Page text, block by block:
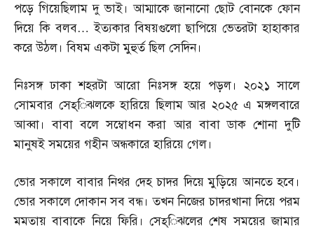
পড়ে গিয়েছিলাম দু ভাই। আম্মাকে জানানো ছোট বোনকে ফোন
দিয়ে কি বলব…ইত্যকার বিষয়গুলো ছাপিয়ে ভেতরটা হাহাকার
করে উঠল। বিষম একটা মুহুর্ত ছিল সেদিন।
নিঃসঙ্গ ঢাকা শহরটা আরো নিঃসঙ্গ হয়ে পড়ল। ২০২১ সালে
সোমবার সেহ্‌িঝলকে হারিয়ে ছিলাম আর ২০২৫ এ মঙ্গলবারে
আব্বা। বাবা বলে সম্বোধন করা আর বাবা ডাক শোনা দুটি
মানুষই সময়ের গহীন অন্ধকারে হারিয়ে গেল।
ভোর সকালে বাবার নিথর দেহ চাদর দিয়ে মুড়িয়ে আনতে হবে।
ভোর সকালে দোকান সব বন্ধ। তখন নিজের চাদরখানা দিয়ে পরম
মমতায় বাবাকে নিয়ে ফিরি। সেহ্‌িঝলের শেষ সময়ের জামার